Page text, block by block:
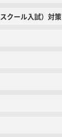
クール入試）対策